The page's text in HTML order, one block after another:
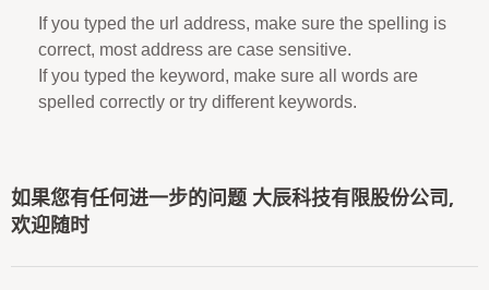
If you typed the url address, make sure the spelling is
correct, most address are case sensitive.
If you typed the keyword, make sure all words are
spelled correctly or try different keywords.
如果您有任何进一步的问题 大辰科技有限股份公司,
欢迎随时